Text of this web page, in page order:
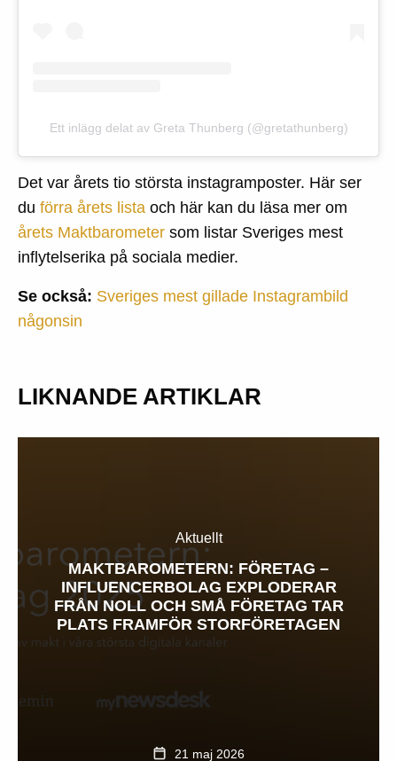
Ett inlägg delat av Greta Thunberg (@gretathunberg)
Det var årets tio största instagramposter. Här ser
du förra årets lista och här kan du läsa mer om
årets Maktbarometer som listar Sveriges mest
inflytelserika på sociala medier.
Se också: Sveriges mest gillade Instagrambild
någonsin
LIKNANDE ARTIKLAR
Aktuellt
MAKTBAROMETERN: FÖRETAG –
INFLUENCERBOLAG EXPLODERAR
FRÅN NOLL OCH SMÅ FÖRETAG TAR
PLATS FRAMFÖR STORFÖRETAGEN
21 maj 2026